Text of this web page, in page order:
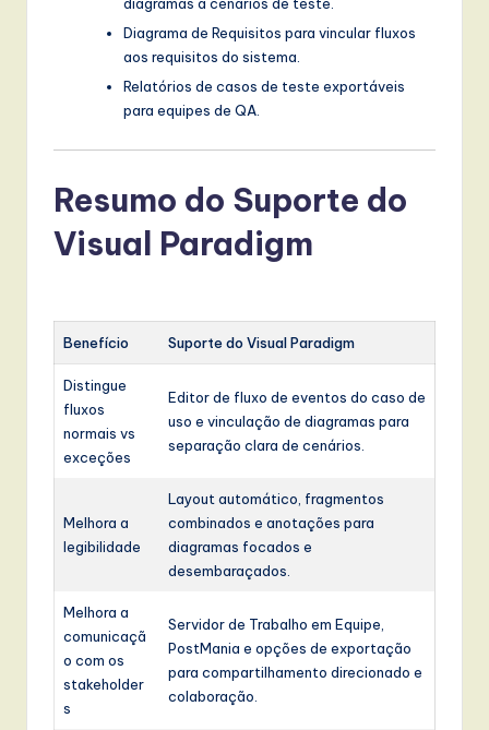
Diagrama de Requisitos para vincular fluxos
aos requisitos do sistema.
Relatórios de casos de teste exportáveis
para equipes de QA.
Resumo do Suporte do
Visual Paradigm
Benefício Suporte do Visual Paradigm
Distingue
fluxos
normais vs
exceções
Editor de fluxo de eventos do caso de
uso e vinculação de diagramas para
separação clara de cenários.
Melhora a
legibilidade
Layout automático, fragmentos
combinados e anotações para
diagramas focados e
desembaraçados.
Melhora a
comunicaçã
o com os
stakeholder
s
Servidor de Trabalho em Equipe,
PostMania e opções de exportação
para compartilhamento direcionado e
colaboração.